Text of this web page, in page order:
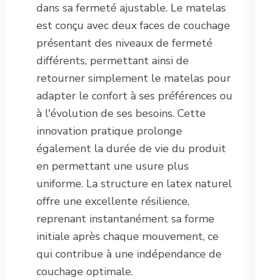
dans sa fermeté ajustable. Le matelas
est conçu avec deux faces de couchage
présentant des niveaux de fermeté
différents, permettant ainsi de
retourner simplement le matelas pour
adapter le confort à ses préférences ou
à l'évolution de ses besoins. Cette
innovation pratique prolonge
également la durée de vie du produit
en permettant une usure plus
uniforme. La structure en latex naturel
offre une excellente résilience,
reprenant instantanément sa forme
initiale après chaque mouvement, ce
qui contribue à une indépendance de
couchage optimale.